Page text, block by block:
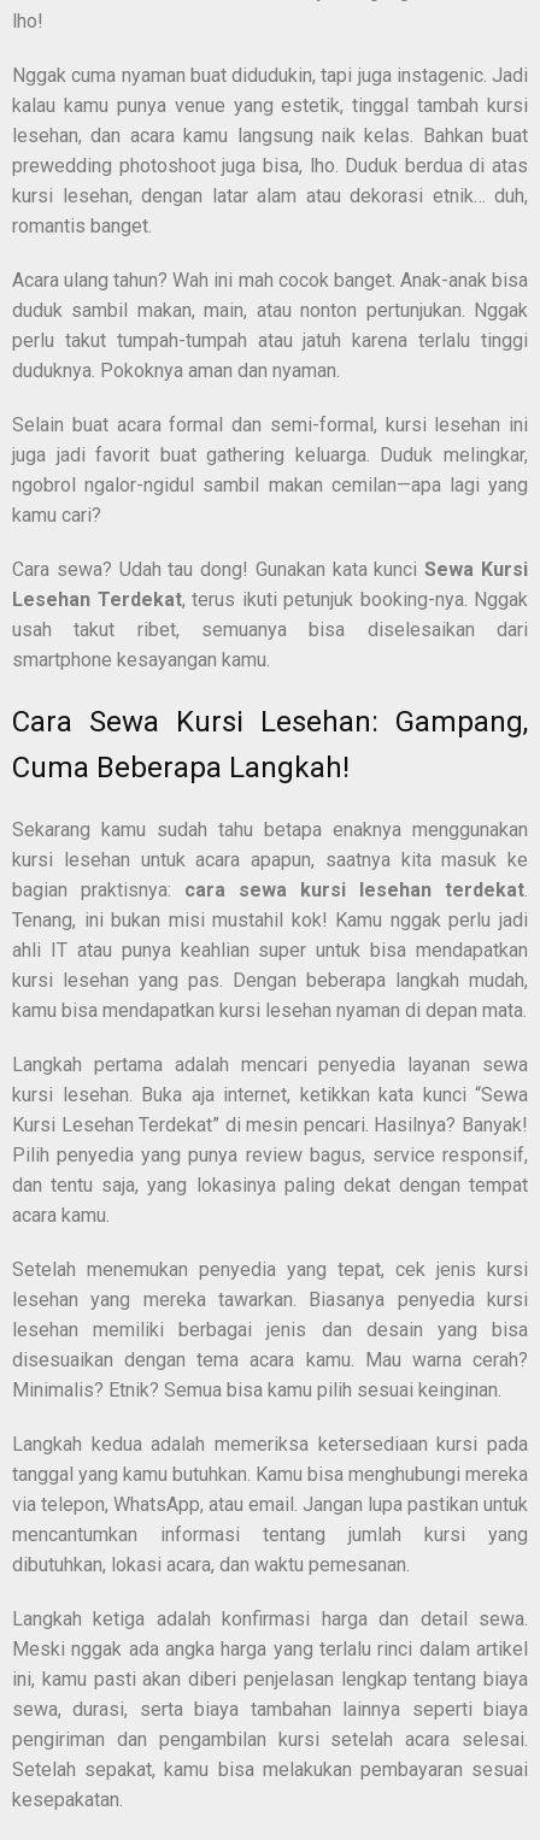
lho!
Nggak cuma nyaman buat didudukin, tapi juga instagenic. Jadi
kalau kamu punya venue yang estetik, tinggal tambah kursi
lesehan, dan acara kamu langsung naik kelas. Bahkan buat
prewedding photoshoot juga bisa, lho. Duduk berdua di atas
kursi lesehan, dengan latar alam atau dekorasi etnik… duh,
romantis banget.
Acara ulang tahun? Wah ini mah cocok banget. Anak-anak bisa
duduk sambil makan, main, atau nonton pertunjukan. Nggak
perlu takut tumpah-tumpah atau jatuh karena terlalu tinggi
duduknya. Pokoknya aman dan nyaman.
Selain buat acara formal dan semi-formal, kursi lesehan ini
juga jadi favorit buat gathering keluarga. Duduk melingkar,
ngobrol ngalor-ngidul sambil makan cemilan—apa lagi yang
kamu cari?
Cara sewa? Udah tau dong! Gunakan kata kunciSewa Kursi
Lesehan Terdekat, terus ikuti petunjuk booking-nya. Nggak
usah takut ribet, semuanya bisa diselesaikan dari
smartphone kesayangan kamu.
Cara Sewa Kursi Lesehan: Gampang,
Cuma Beberapa Langkah!
Sekarang kamu sudah tahu betapa enaknya menggunakan
kursi lesehan untuk acara apapun, saatnya kita masuk ke
bagian praktisnya: cara sewa kursi lesehan terdekat.
Tenang, ini bukan misi mustahil kok! Kamu nggak perlu jadi
ahli IT atau punya keahlian super untuk bisa mendapatkan
kursi lesehan yang pas. Dengan beberapa langkah mudah,
kamu bisa mendapatkan kursi lesehan nyaman di depan mata.
Langkah pertama adalah mencari penyedia layanan sewa
kursi lesehan. Buka aja internet, ketikkan kata kunci “Sewa
Kursi Lesehan Terdekat” di mesin pencari. Hasilnya? Banyak!
Pilih penyedia yang punya review bagus, service responsif,
dan tentu saja, yang lokasinya paling dekat dengan tempat
acara kamu.
Setelah menemukan penyedia yang tepat, cek jenis kursi
lesehan yang mereka tawarkan. Biasanya penyedia kursi
lesehan memiliki berbagai jenis dan desain yang bisa
disesuaikan dengan tema acara kamu. Mau warna cerah?
Minimalis? Etnik? Semua bisa kamu pilih sesuai keinginan.
Langkah kedua adalah memeriksa ketersediaan kursi pada
tanggal yang kamu butuhkan. Kamu bisa menghubungi mereka
via telepon, WhatsApp, atau email. Jangan lupa pastikan untuk
mencantumkan informasi tentang jumlah kursi yang
dibutuhkan, lokasi acara, dan waktu pemesanan.
Langkah ketiga adalah konfirmasi harga dan detail sewa.
Meski nggak ada angka harga yang terlalu rinci dalam artikel
ini, kamu pasti akan diberi penjelasan lengkap tentang biaya
sewa, durasi, serta biaya tambahan lainnya seperti biaya
pengiriman dan pengambilan kursi setelah acara selesai.
Setelah sepakat, kamu bisa melakukan pembayaran sesuai
kesepakatan.